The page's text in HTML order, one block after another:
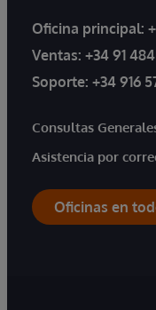
Oficina principal:
Ventas: +34 91
Soporte: +34 916
Consultas
Asistencia por
Oficinas en